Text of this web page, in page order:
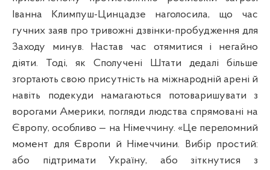
Іванна Климпуш-Цинцадзе наголосила, що час
гучних заяв про тривожні дзвінки-пробудження для
Заходу минув. Настав час отямитися і негайно
діяти. Тоді, як Сполучені Штати дедалі більше
згортають свою присутність на міжнародній арені й
навіть подекуди намагаються потоваришувати з
ворогами Америки, погляди людства спрямовані на
Європу, особливо — на Німеччину. «Це переломний
момент для Європи й Німеччини. Вибір простий:
або підтримати Україну, або зіткнутися з